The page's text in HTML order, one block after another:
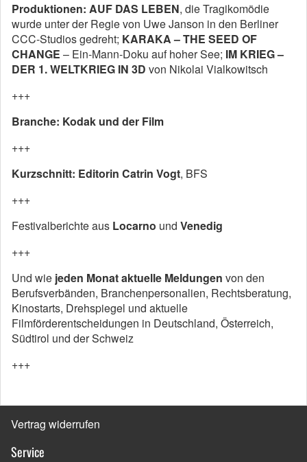
Produktionen: AUF DAS LEBEN, die Tragikomödie
wurde unter der Regie von Uwe Janson in den Berliner
CCC-Studios gedreht; KARAKA – THE SEED OF
CHANGE – Ein-Mann-Doku auf hoher See; IM KRIEG –
DER 1. WELTKRIEG IN 3D von Nikolai Vialkowitsch
+++
Branche: Kodak und der Film
+++
Kurzschnitt: Editorin Catrin Vogt, BFS
+++
Festivalberichte aus Locarno und Venedig
+++
Und wie jeden Monat aktuelle Meldungen von den
Berufsverbänden, Branchenpersonalien, Rechtsberatung,
Kinostarts, Drehspiegel und aktuelle
Filmförderentscheidungen in Deutschland, Österreich,
Südtirol und der Schweiz
+++
Vertrag widerrufen
Service